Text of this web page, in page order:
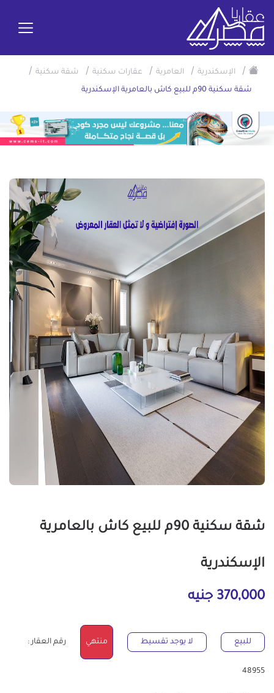
/ الإسكندرية / العامرية / عقارات سكنية / شقة سكنية /
شقة سكنية 90م للبيع كاش بالعامرية الإسكندرية
شقة سكنية 90م للبيع كاش بالعامرية
الإسكندرية
370,000 جنيه
للبيع لا يوجد تقسيط منتهي رقم العقار :
48955